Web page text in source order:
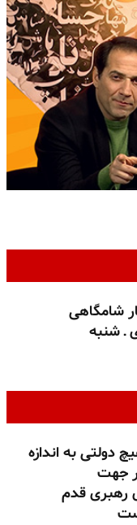
شامگاهی
ـ شنبه
دولتی به اندازه
جهت
قدم